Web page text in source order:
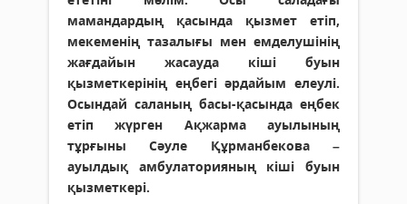
мамандардың қасында қызмет етіп,
мекеменің тазалығы мен емделушінің
жағдайын жасауда кіші буын
қызметкерінің еңбегі әрдайым елеулі.
Осындай саланың басы-қасында еңбек
етіп жүрген Ақжарма ауылының
тұрғыны Сәуле Құрманбекова –
ауылдық амбулаторияның кіші буын
қызметкері.